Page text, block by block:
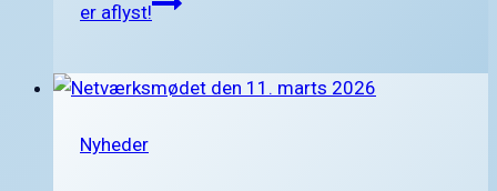
er aflyst!
Nyheder